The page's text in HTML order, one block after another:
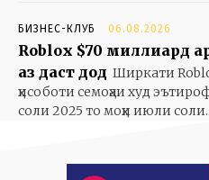
БИЗНЕС-КЛУБ 06.08.2026
Roblox $70 миллиард
аз даст дод Ширкати
ҳисоботи семоҳаи худ
соли 2025 то моҳи июли